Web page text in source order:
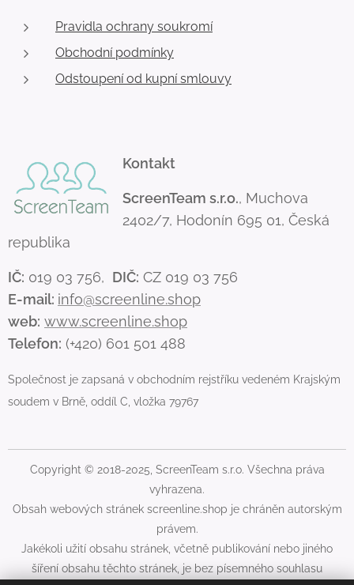
Pravidla ochrany soukromí
Obchodní podmínky
Odstoupení od kupní smlouvy
Kontakt
ScreenTeam s.r.o., Muchova
2402/7, Hodonín 695 01, Česká
republika
IČ: 019 03 756, DIČ: CZ 019 03 756
E-mail: info@screenline.shop
web: www.screenline.shop
Telefon: (+420) 601 501 488
Společnost je zapsaná v obchodním rejstříku vedeném Krajským
soudem v Brně, oddíl C, vložka 79767
Copyright © 2018-2025, ScreenTeam s.r.o. Všechna práva
vyhrazena.
Obsah webových stránek screenline.shop je chráněn autorským
právem.
Jakékoli užití obsahu stránek, včetně publikování nebo jiného
šíření obsahu těchto stránek, je bez písemného souhlasu